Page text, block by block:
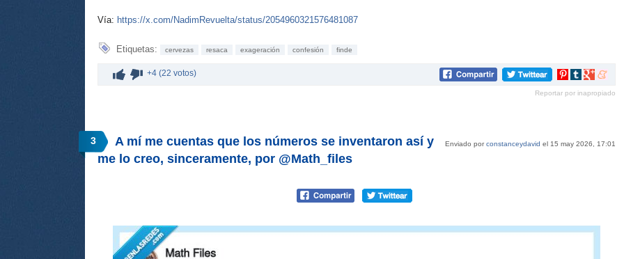
Vía: https://x.com/NadimRevuelta/status/2054960321576481087
Etiquetas: cervezas resaca exageración confesión finde
+4 (22 votos)
Compartir
Pinterest
Compartir
tumblr
Compartir
Google+
Reportar por inapropiado
3 Enviado porconstanceydavid el 15 may 2026, 17:01
A mí me cuentas que los números se inventaron así y
me lo creo, sinceramente, por @Math_files